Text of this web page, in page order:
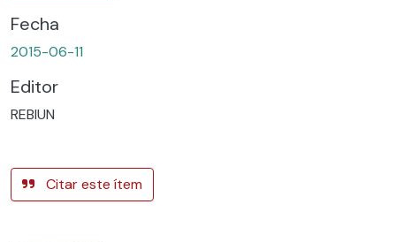
Fecha
2015-06-11
Editor
REBIUN
Citar este ítem